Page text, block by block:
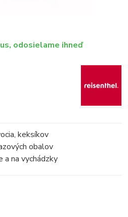
odosielame ihneď
keksíkov
obalov
a na vychádzky